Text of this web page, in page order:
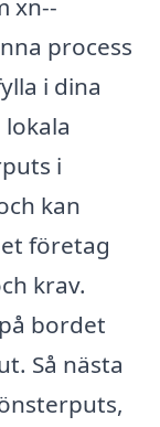
xn--
process
i dina
i
kan
företag
krav.
bordet
Så nästa